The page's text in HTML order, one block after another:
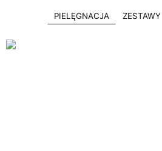
PIELĘGNACJA ZESTAWY